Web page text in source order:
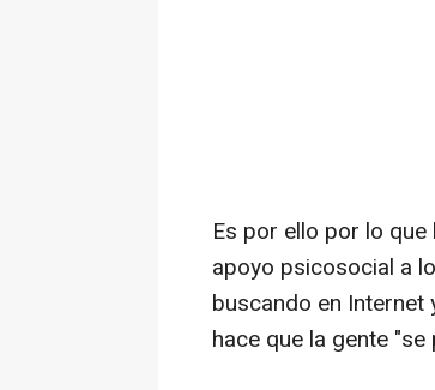
Es por ello por lo
apoyo psicosocial a
buscando en Internet
hace que la gente